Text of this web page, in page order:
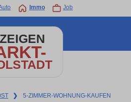
Immo Job
❯ 5-ZIMMER-WOHNUNG-KAUFEN